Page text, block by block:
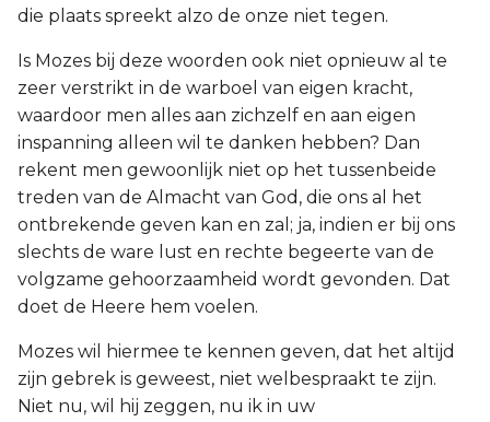
die plaats spreekt alzo de onze niet tegen.
Is Mozes bij deze woorden ook niet opnieuw al te
zeer verstrikt in de warboel van eigen kracht,
waardoor men alles aan zichzelf en aan eigen
inspanning alleen wil te danken hebben? Dan
rekent men gewoonlijk niet op het tussenbeide
treden van de Almacht van God, die ons al het
ontbrekende geven kan en zal; ja, indien er bij ons
slechts de ware lust en rechte begeerte van de
volgzame gehoorzaamheid wordt gevonden. Dat
doet de Heere hem voelen.
Mozes wil hiermee te kennen geven, dat het altijd
zijn gebrek is geweest, niet welbespraakt te zijn.
Niet nu, wil hij zeggen, nu ik in uw